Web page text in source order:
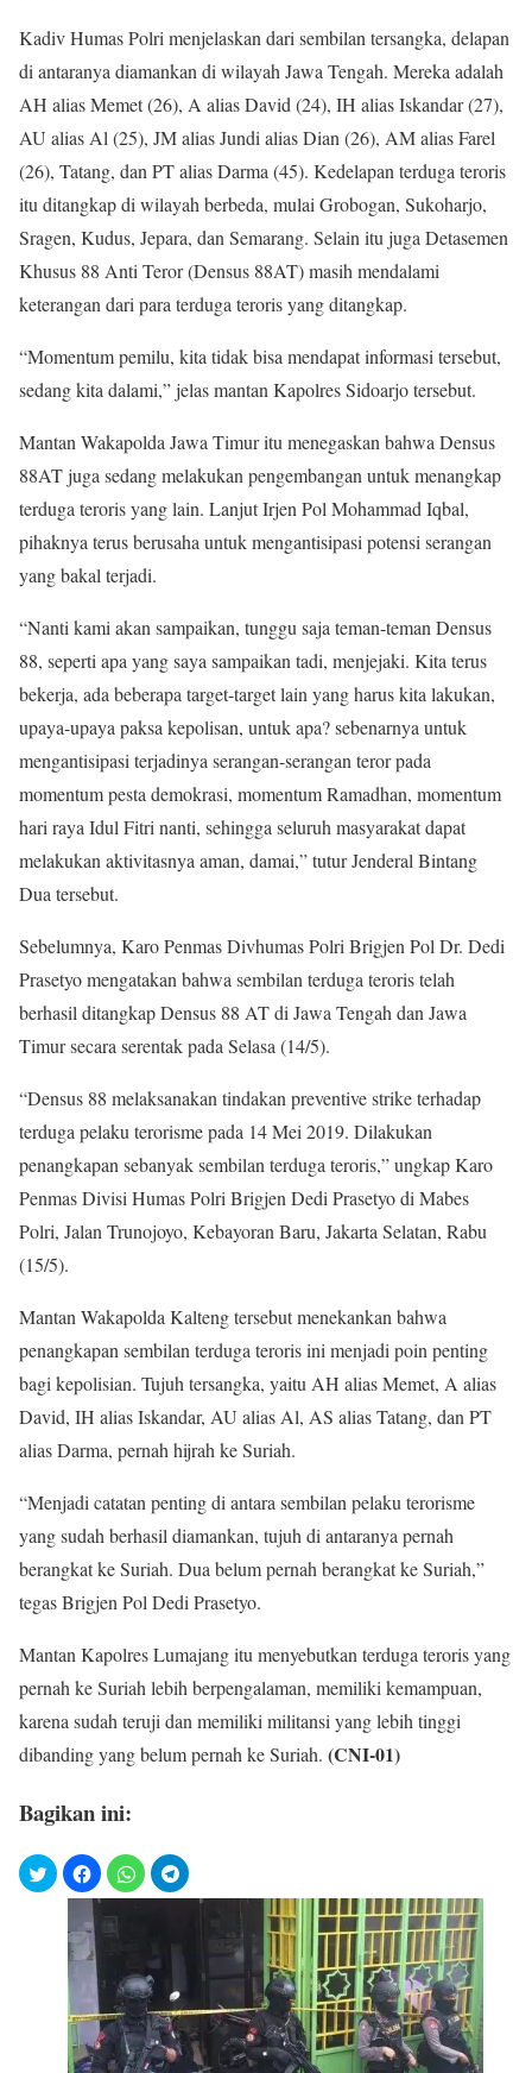
Kadiv Humas Polri menjelaskan dari sembilan tersangka, delapan
di antaranya diamankan di wilayah Jawa Tengah. Mereka adalah
AH alias Memet (26), A alias David (24), IH alias Iskandar (27),
AU alias Al (25), JM alias Jundi alias Dian (26), AM alias Farel
(26), Tatang, dan PT alias Darma (45). Kedelapan terduga teroris
itu ditangkap di wilayah berbeda, mulai Grobogan, Sukoharjo,
Sragen, Kudus, Jepara, dan Semarang. Selain itu juga Detasemen
Khusus 88 Anti Teror (Densus 88AT) masih mendalami
keterangan dari para terduga teroris yang ditangkap.
“Momentum pemilu, kita tidak bisa mendapat informasi tersebut,
sedang kita dalami,” jelas mantan Kapolres Sidoarjo tersebut.
Mantan Wakapolda Jawa Timur itu menegaskan bahwa Densus
88AT juga sedang melakukan pengembangan untuk menangkap
terduga teroris yang lain. Lanjut Irjen Pol Mohammad Iqbal,
pihaknya terus berusaha untuk mengantisipasi potensi serangan
yang bakal terjadi.
“Nanti kami akan sampaikan, tunggu saja teman-teman Densus
88, seperti apa yang saya sampaikan tadi, menjejaki. Kita terus
bekerja, ada beberapa target-target lain yang harus kita lakukan,
upaya-upaya paksa kepolisan, untuk apa? sebenarnya untuk
mengantisipasi terjadinya serangan-serangan teror pada
momentum pesta demokrasi, momentum Ramadhan, momentum
hari raya Idul Fitri nanti, sehingga seluruh masyarakat dapat
melakukan aktivitasnya aman, damai,” tutur Jenderal Bintang
Dua tersebut.
Sebelumnya, Karo Penmas Divhumas Polri Brigjen Pol Dr. Dedi
Prasetyo mengatakan bahwa sembilan terduga teroris telah
berhasil ditangkap Densus 88 AT di Jawa Tengah dan Jawa
Timur secara serentak pada Selasa (14/5).
“Densus 88 melaksanakan tindakan preventive strike terhadap
terduga pelaku terorisme pada 14 Mei 2019. Dilakukan
penangkapan sebanyak sembilan terduga teroris,” ungkap Karo
Penmas Divisi Humas Polri Brigjen Dedi Prasetyo di Mabes
Polri, Jalan Trunojoyo, Kebayoran Baru, Jakarta Selatan, Rabu
(15/5).
Mantan Wakapolda Kalteng tersebut menekankan bahwa
penangkapan sembilan terduga teroris ini menjadi poin penting
bagi kepolisian. Tujuh tersangka, yaitu AH alias Memet, A alias
David, IH alias Iskandar, AU alias Al, AS alias Tatang, dan PT
alias Darma, pernah hijrah ke Suriah.
“Menjadi catatan penting di antara sembilan pelaku terorisme
yang sudah berhasil diamankan, tujuh di antaranya pernah
berangkat ke Suriah. Dua belum pernah berangkat ke Suriah,”
tegas Brigjen Pol Dedi Prasetyo.
Mantan Kapolres Lumajang itu menyebutkan terduga teroris yang
pernah ke Suriah lebih berpengalaman, memiliki kemampuan,
karena sudah teruji dan memiliki militansi yang lebih tinggi
dibanding yang belum pernah ke Suriah. (CNI-01)
Bagikan ini: